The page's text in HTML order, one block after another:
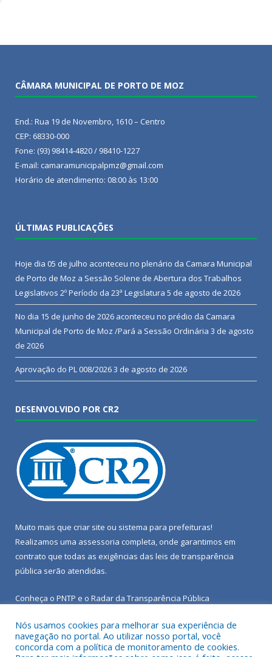
CÂMARA MUNICIPAL DE PORTO DE MOZ
End.: Rua 19 de Novembro, 1610 – Centro
CEP: 68330-000
Fone: (93) 98414-4820 / 98410-1227
E-mail: camaramunicipalpmz@gmail.com
Horário de atendimento: 08:00 às 13:00
ÚLTIMAS PUBLICAÇÕES
Hoje dia 05 de julho aconteceu no plenário da Camara Municipal
de Porto de Moz a Sessão Solene de Abertura dos Trabalhos
Legislativos 2º Período da 23ª Legislatura 5 de agosto de 2026
No dia 15 de junho de 2026 aconteceu no prédio da Camara
Municipal de Porto de Moz /Pará a Sessão Ordinária 3 de agosto
de 2026
Aprovação do PL 008/20263 de agosto de 2026
DESENVOLVIDO POR CR2
Muito mais que criar site ou sistema para prefeituras!
Realizamos uma assessoria completa, onde garantimos em
contrato que todas as exigências das leis de transparência
pública serão atendidas.
Conheça o PNTP e o Radar da Transparência Pública
Nós usamos cookies para melhorar sua experiência de
navegação no portal. Ao utilizar nosso portal, você
concorda com a política de monitoramento de cookies.